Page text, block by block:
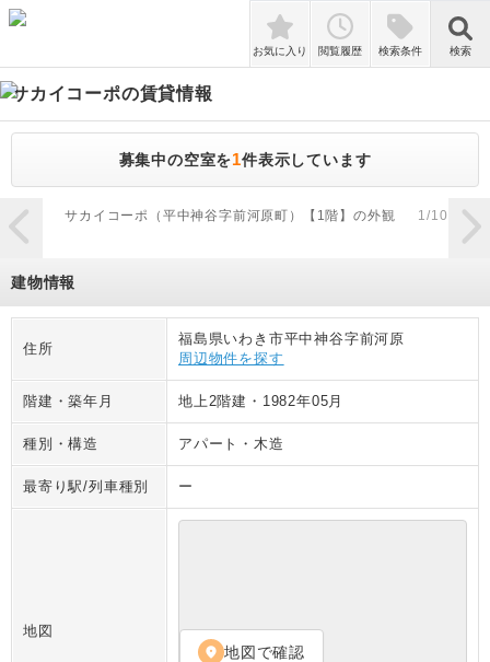
検索
お気に入り 閲覧履歴 検索条件 検索
サカイコーポの賃貸情報
募集中の空室を1件表示しています
zoom_in
サカイコーポ（平中神谷字前河原町）【1階】の外観 1/10 サ
建物情報
住所
福島県いわき市平中神谷字前河原
周辺物件を探す
階建・築年月 地上2階建 ・ 1982年05月
種別・構造 アパート ・ 木造
最寄り駅/列車種別 ー
地図
location_on 地図で確認